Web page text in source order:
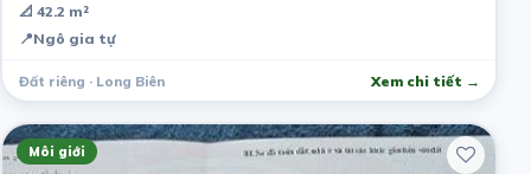
📐 42.2 m²
📍Ngô gia tự
Đất riêng · Long Biên Xem chi tiết →
Môi giới